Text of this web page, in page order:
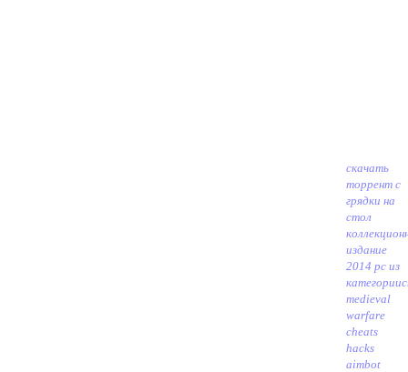
скачать
торрент с
грядки на
стол
издание
2014 pc из
категории
medieval
warfare
cheats
hacks
aimbot